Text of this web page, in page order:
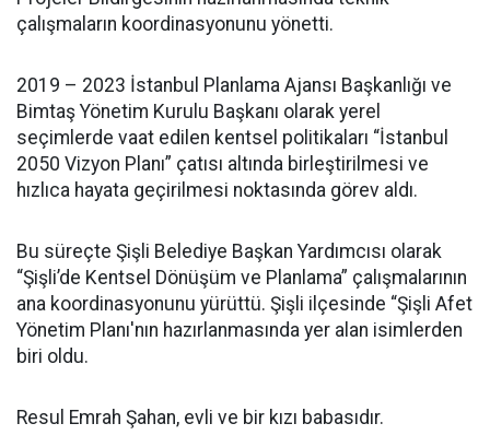
çalışmaların koordinasyonunu yönetti.
2019 – 2023 İstanbul Planlama Ajansı Başkanlığı ve
Bimtaş Yönetim Kurulu Başkanı olarak yerel
seçimlerde vaat edilen kentsel politikaları “İstanbul
2050 Vizyon Planı” çatısı altında birleştirilmesi ve
hızlıca hayata geçirilmesi noktasında görev aldı.
Bu süreçte Şişli Belediye Başkan Yardımcısı olarak
“Şişli’de Kentsel Dönüşüm ve Planlama” çalışmalarının
ana koordinasyonunu yürüttü. Şişli ilçesinde “Şişli Afet
Yönetim Planı'nın hazırlanmasında yer alan isimlerden
biri oldu.
Resul Emrah Şahan, evli ve bir kızı babasıdır.